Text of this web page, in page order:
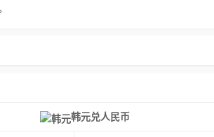
韩元兑人民币